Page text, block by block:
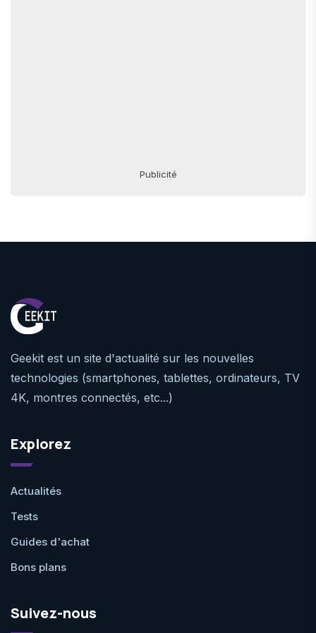
Publicité
Geekit est un site d'actualité sur les nouvelles
technologies (smartphones, tablettes, ordinateurs, TV
4K, montres connectés, etc...)
Explorez
Actualités
Tests
Guides d'achat
Bons plans
Suivez-nous